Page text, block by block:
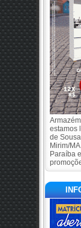
estamos
de
Mirim/
Paraíba